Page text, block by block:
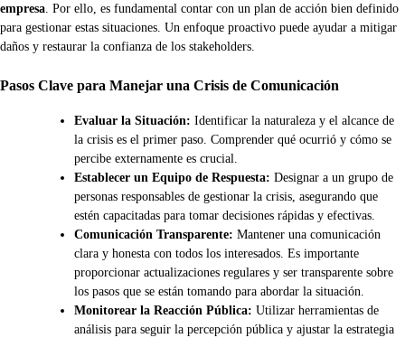
empresa . Por ello, es fundamental contar con un plan de acción bien definido
para gestionar estas situaciones. Un enfoque proactivo puede ayudar a mitigar
daños y restaurar la confianza de los stakeholders.
Pasos Clave para Manejar una Crisis de Comunicación
Evaluar la Situación: Identificar la naturaleza y el alcance de
la crisis es el primer paso. Comprender qué ocurrió y cómo se
percibe externamente es crucial.
Establecer un Equipo de Respuesta: Designar a un grupo de
personas responsables de gestionar la crisis, asegurando que
estén capacitadas para tomar decisiones rápidas y efectivas.
Comunicación Transparente: Mantener una comunicación
clara y honesta con todos los interesados. Es importante
proporcionar actualizaciones regulares y ser transparente sobre
los pasos que se están tomando para abordar la situación.
Monitorear la Reacción Pública: Utilizar herramientas de
análisis para seguir la percepción pública y ajustar la estrategia